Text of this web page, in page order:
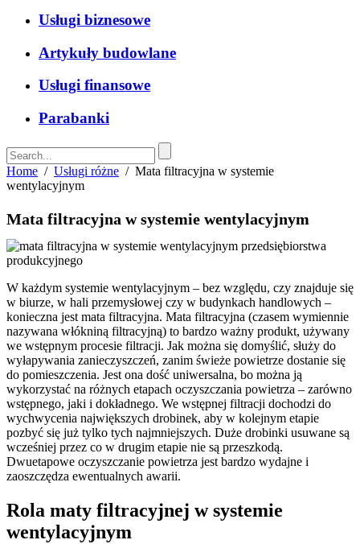
Usługi biznesowe
Artykuły budowlane
Usługi finansowe
Parabanki
Home / Usługi różne / Mata filtracyjna w systemie
wentylacyjnym
Mata filtracyjna w systemie wentylacyjnym
W każdym systemie wentylacyjnym – bez względu, czy znajduje się
w biurze, w hali przemysłowej czy w budynkach handlowych –
konieczna jest mata filtracyjna. Mata filtracyjna (czasem wymiennie
nazywana włókniną filtracyjną) to bardzo ważny produkt, używany
we wstępnym procesie filtracji. Jak można się domyślić, służy do
wyłapywania zanieczyszczeń, zanim świeże powietrze dostanie się
do pomieszczenia. Jest ona dość uniwersalna, bo można ją
wykorzystać na różnych etapach oczyszczania powietrza – zarówno
wstępnego, jaki i dokładnego. We wstępnej filtracji dochodzi do
wychwycenia największych drobinek, aby w kolejnym etapie
pozbyć się już tylko tych najmniejszych. Duże drobinki usuwane są
wcześniej przez co w drugim etapie nie są przeszkodą.
Dwuetapowe oczyszczanie powietrza jest bardzo wydajne i
zaoszczędza ewentualnych awarii.
Rola maty filtracyjnej w systemie
wentylacyjnym